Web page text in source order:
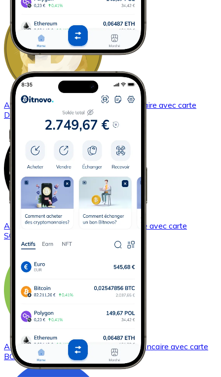
AcheterDogecoin avec virement bancaire avec carte
DOGE
AcheterSolanaavec virement bancaire avec carte
SOL
AcheterBitcoin Cash avec virement bancaire avec carte
BCH